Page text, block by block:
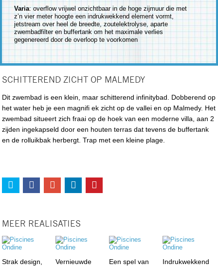
Varia: overflow vrijwel onzichtbaar in de hoge zijmuur die met
z’n vier meter hoogte een indrukwekkend element vormt,
jetstream over heel de breedte, zoutelektrolyse, aparte
zwembadfilter en buffertank om het maximale verlies
gegenereerd door de overloop te voorkomen
SCHITTEREND ZICHT OP MALMEDY
Dit zwembad is een klein, maar schitterend infinitybad. Dobberend op
het water heb je een magnifi ek zicht op de vallei en op Malmedy. Het
zwembad situeert zich fraai op de hoek van een moderne villa, aan 2
zijden ingekapseld door een houten terras dat tevens de buffertank
en de rolluikbak herbergt. Trap met een kleine plage.
MEER REALISATIES
Strak design,
Vernieuwde
Een spel van
Indrukwekkend